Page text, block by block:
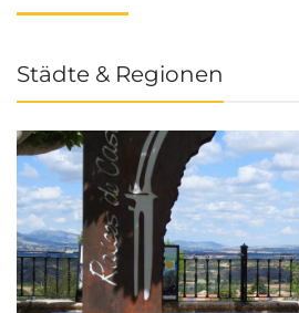
Städte & Regionen